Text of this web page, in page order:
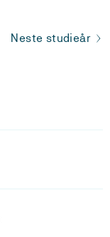
Neste studieår